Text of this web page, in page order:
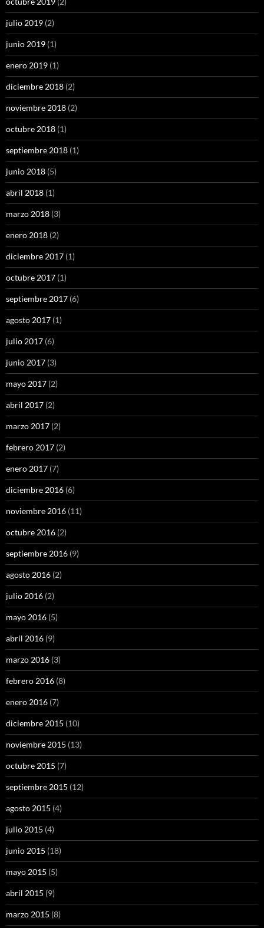
julio 2019 (2)
junio 2019 (1)
enero 2019 (1)
diciembre 2018 (2)
noviembre 2018 (2)
octubre 2018 (1)
septiembre 2018 (1)
junio 2018 (5)
abril 2018 (1)
marzo 2018 (3)
enero 2018 (2)
diciembre 2017 (1)
octubre 2017 (1)
septiembre 2017 (6)
agosto 2017 (1)
julio 2017 (6)
junio 2017 (3)
mayo 2017 (2)
abril 2017 (2)
marzo 2017 (2)
febrero 2017 (2)
enero 2017 (7)
diciembre 2016 (6)
noviembre 2016 (11)
octubre 2016 (2)
septiembre 2016 (9)
agosto 2016 (2)
julio 2016 (2)
mayo 2016 (5)
abril 2016 (9)
marzo 2016 (3)
febrero 2016 (8)
enero 2016 (7)
diciembre 2015 (10)
noviembre 2015 (13)
octubre 2015 (7)
septiembre 2015 (12)
agosto 2015 (4)
julio 2015 (4)
junio 2015 (18)
mayo 2015 (5)
abril 2015 (9)
marzo 2015 (8)